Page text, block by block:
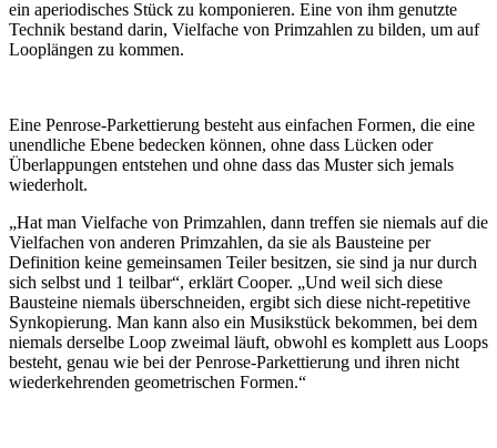
ein aperiodisches Stück zu komponieren. Eine von ihm genutzte
Technik bestand darin, Vielfache von Primzahlen zu bilden, um auf
Looplängen zu kommen.
Eine Penrose-Parkettierung besteht aus einfachen Formen, die eine
unendliche Ebene bedecken können, ohne dass Lücken oder
Überlappungen entstehen und ohne dass das Muster sich jemals
wiederholt.
„Hat man Vielfache von Primzahlen, dann treffen sie niemals auf die
Vielfachen von anderen Primzahlen, da sie als Bausteine per
Definition keine gemeinsamen Teiler besitzen, sie sind ja nur durch
sich selbst und 1 teilbar“, erklärt Cooper. „Und weil sich diese
Bausteine niemals überschneiden, ergibt sich diese nicht-repetitive
Synkopierung. Man kann also ein Musikstück bekommen, bei dem
niemals derselbe Loop zweimal läuft, obwohl es komplett aus Loops
besteht, genau wie bei der Penrose-Parkettierung und ihren nicht
wiederkehrenden geometrischen Formen.“